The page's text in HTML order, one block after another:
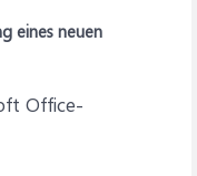
eines neuen
Office-